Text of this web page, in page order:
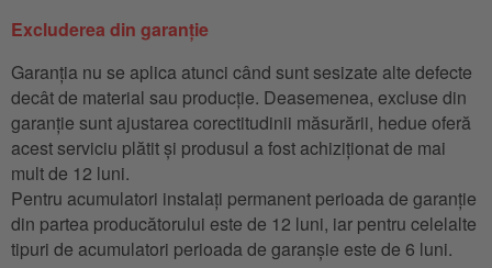
Excluderea din garanție
Garanția nu se aplica atunci când sunt sesizate alte defecte
decât de material sau producție. Deasemenea, excluse din
garanție sunt ajustarea corectitudinii măsurării, hedue oferă
acest serviciu plătit și produsul a fost achiziționat de mai
mult de 12 luni.
Pentru acumulatori instalați permanent perioada de garanție
din partea producătorului este de 12 luni, iar pentru celelalte
tipuri de acumulatori perioada de garanșie este de 6 luni.